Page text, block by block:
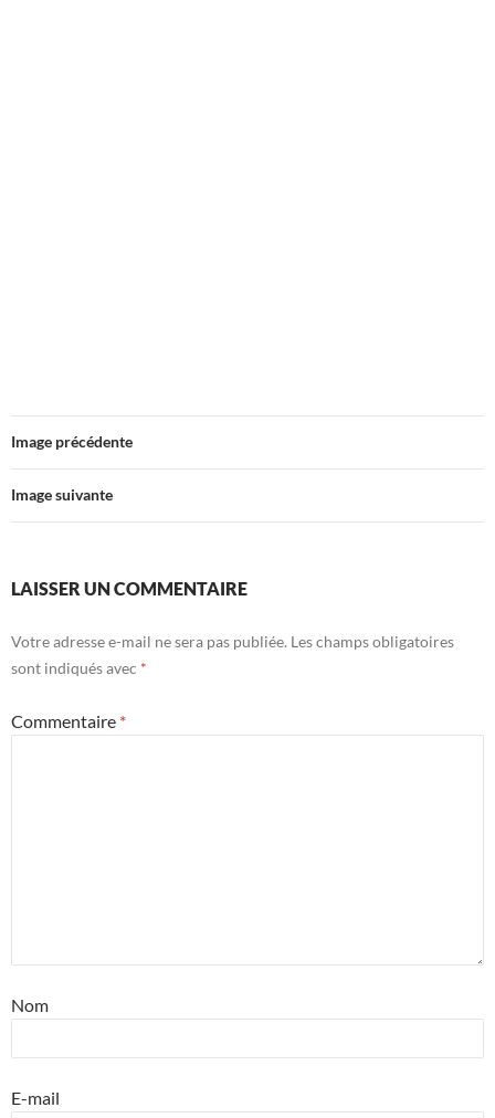
Image précédente
Image suivante
LAISSER UN COMMENTAIRE
Votre adresse e-mail ne sera pas publiée. Les champs obligatoires
sont indiqués avec *
Commentaire *
Nom
E-mail